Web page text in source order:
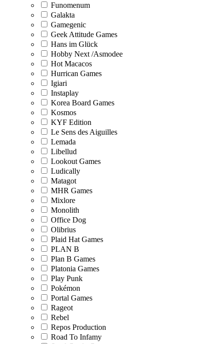
Funomenum
Galakta
Gamegenic
Geek Attitude Games
Hans im Glück
Hobby Next /Asmodee
Hot Macacos
Hurrican Games
Igiari
Instaplay
Korea Board Games
Kosmos
KYF Edition
Le Sens des Aiguilles
Lemada
Libellud
Lookout Games
Ludically
Matagot
MHR Games
Mixlore
Monolith
Office Dog
Olibrius
Plaid Hat Games
PLAN B
Plan B Games
Platonia Games
Play Punk
Pokémon
Portal Games
Rageot
Rebel
Repos Production
Road To Infamy